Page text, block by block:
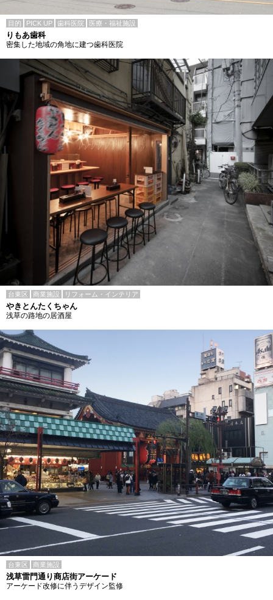
目的 PICK UP 歯科医院 医療・福祉施設
りもあ歯科
密集した地域の角地に建つ歯科医院
台東区 商業施設 リフォーム・インテリア
やきとんたくちゃん
浅草の路地の居酒屋
台東区 商業施設
浅草雷門通り商店街アーケード
アーケード改修に伴うデザイン監修